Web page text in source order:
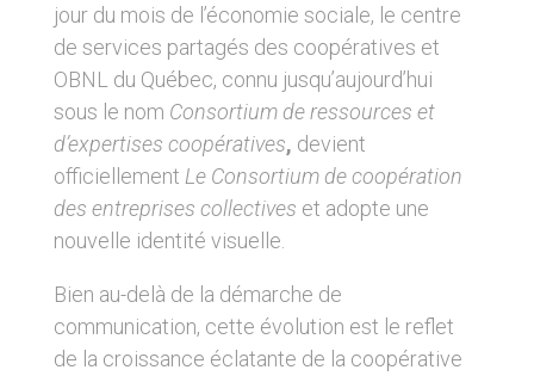
jour du mois de l’économie sociale, le centre
de services partagés des coopératives et
OBNL du Québec, connu jusqu’aujourd’hui
sous le nom Consortium de ressources et
d’expertises coopératives, devient
officiellement Le Consortium de coopération
des entreprises collectives et adopte une
nouvelle identité visuelle.
Bien au-delà de la démarche de
communication, cette évolution est le reflet
de la croissance éclatante de la coopérative